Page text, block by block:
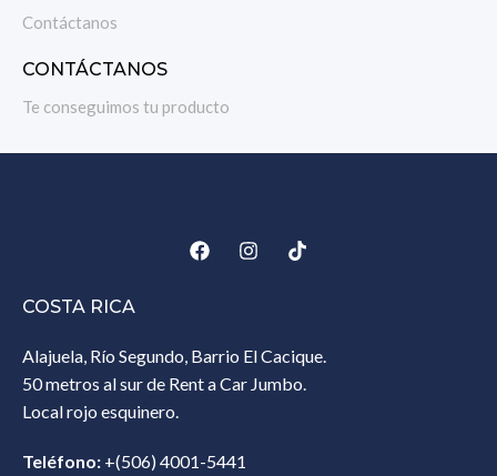
Contáctanos
CONTÁCTANOS
Te conseguimos tu producto
COSTA RICA
Alajuela, Río Segundo, Barrio El Cacique.
50 metros al sur de Rent a Car Jumbo.
Local rojo esquinero.
Teléfono: +(506) 4001-5441